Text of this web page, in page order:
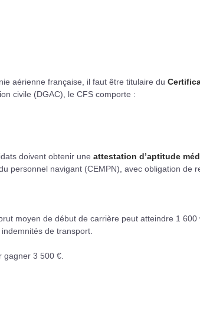
aérienne française, il faut être titulaire du
civile (DGAC), le CFS comporte :
doivent obtenir une attestation d’aptitude
personnel navigant (CEMPN), avec obligation de
moyen de début de carrière peut atteindre 1
de transport.
gagner 3 500 €.